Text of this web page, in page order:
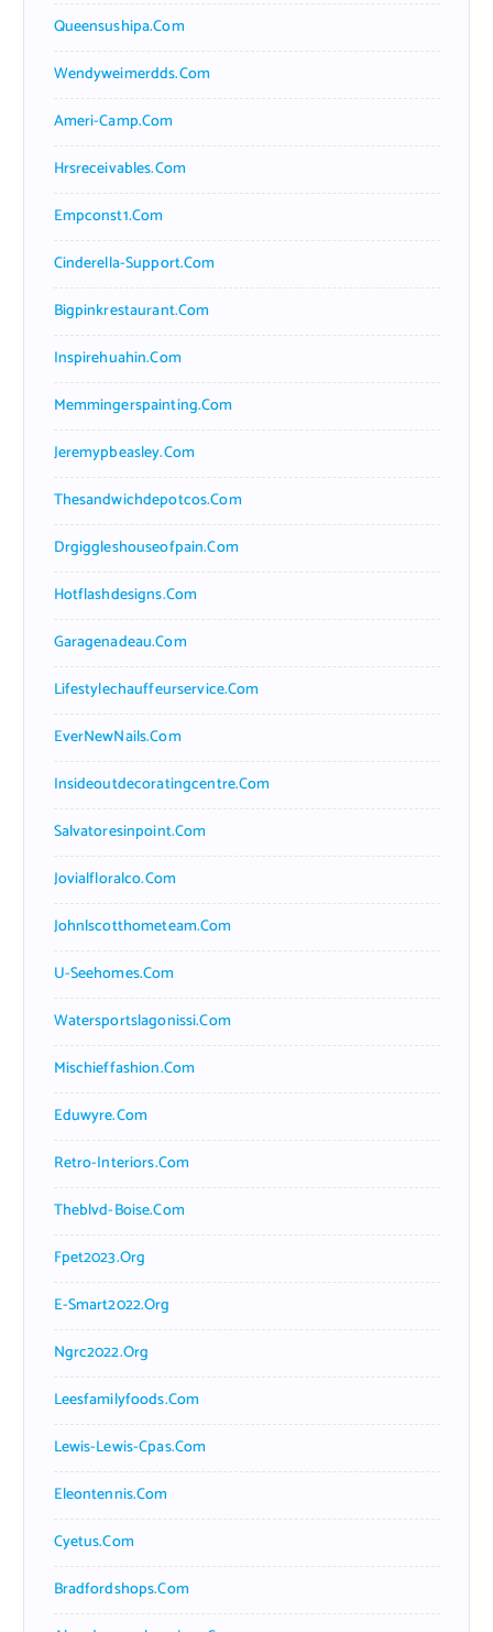
Queensushipa.com
Wendyweimerdds.com
Ameri-Camp.com
Hrsreceivables.com
Empconst1.com
Cinderella-Support.com
Bigpinkrestaurant.com
Inspirehuahin.com
Memmingerspainting.com
Jeremypbeasley.com
Thesandwichdepotcos.com
Drgiggleshouseofpain.com
Hotflashdesigns.com
Garagenadeau.com
Lifestylechauffeurservice.com
EverNewNails.com
Insideoutdecoratingcentre.com
Salvatoresinpoint.com
Jovialfloralco.com
Johnlscotthometeam.com
U-Seehomes.com
Watersportslagonissi.com
Mischieffashion.com
Eduwyre.com
Retro-Interiors.com
Theblvd-Boise.com
Fpet2023.org
E-Smart2022.org
Ngrc2022.org
Leesfamilyfoods.com
Lewis-Lewis-Cpas.com
Eleontennis.com
Cyetus.com
Bradfordshops.com